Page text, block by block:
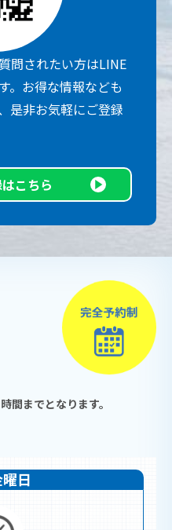
問されたい方はLINE
。お得な情報なども
是非お気軽にご登録
こちら
間までとなります。
日